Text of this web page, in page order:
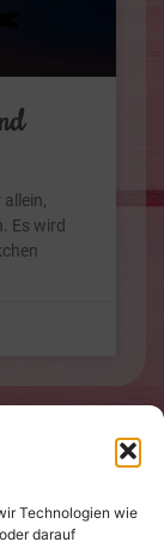
Technologien wie
darauf
Es wird